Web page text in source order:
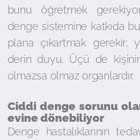
bunu öğretmek
denge sistemine katkıda
plana çıkartmak gerekir;
derin duyu. Üçü de
olmazsa olmaz organlardır.
Ciddi denge sorunu
evine dönebiliyor
Denge hastalıklarının